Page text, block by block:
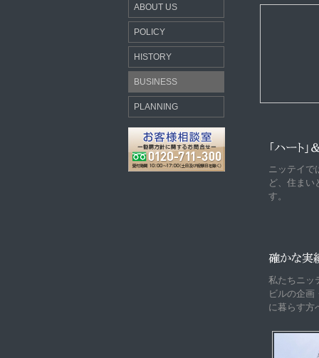
ABOUT US
POLICY
HISTORY
BUSINESS
PLANNING
ニッテイで
ど、住まい
す。
私たちニッ
ビルの企画
に暮らす方